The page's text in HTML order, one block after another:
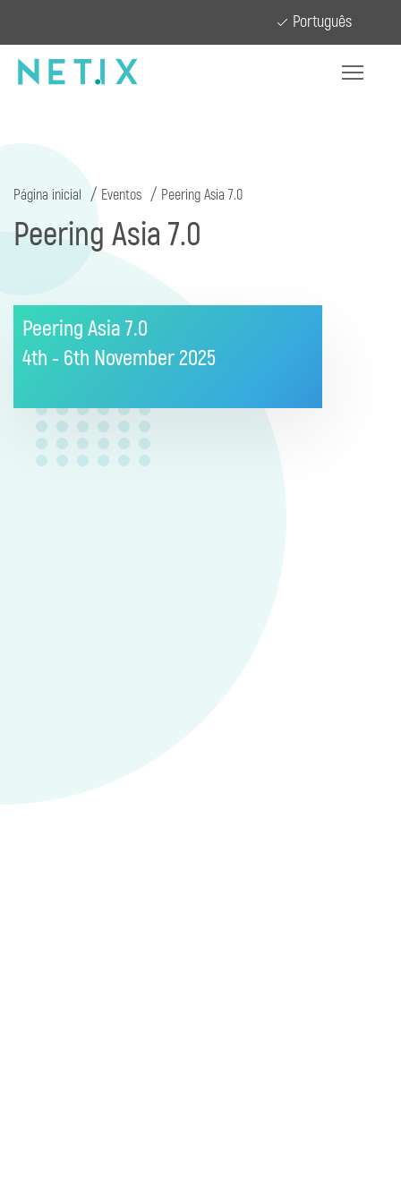
Português
Página inicial Eventos Peering Asia 7.0
Peering Asia 7.0
Peering Asia 7.0
4th - 6th November2025